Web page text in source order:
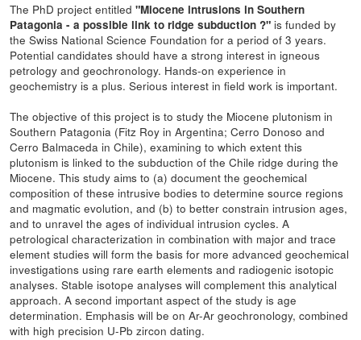
The PhD project entitled"Miocene intrusions in Southern
Patagonia - a possible link to ridge subduction ?" is funded by
the Swiss National Science Foundation for a period of 3 years.
Potential candidates should have a strong interest in igneous
petrology and geochronology. Hands-on experience in
geochemistry is a plus. Serious interest in field work is important.
The objective of this project is to study the Miocene plutonism in
Southern Patagonia (Fitz Roy in Argentina; Cerro Donoso and
Cerro Balmaceda in Chile), examining to which extent this
plutonism is linked to the subduction of the Chile ridge during the
Miocene. This study aims to (a) document the geochemical
composition of these intrusive bodies to determine source regions
and magmatic evolution, and (b) to better constrain intrusion ages,
and to unravel the ages of individual intrusion cycles. A
petrological characterization in combination with major and trace
element studies will form the basis for more advanced geochemical
investigations using rare earth elements and radiogenic isotopic
analyses. Stable isotope analyses will complement this analytical
approach. A second important aspect of the study is age
determination. Emphasis will be on Ar-Ar geochronology, combined
with high precision U-Pb zircon dating.